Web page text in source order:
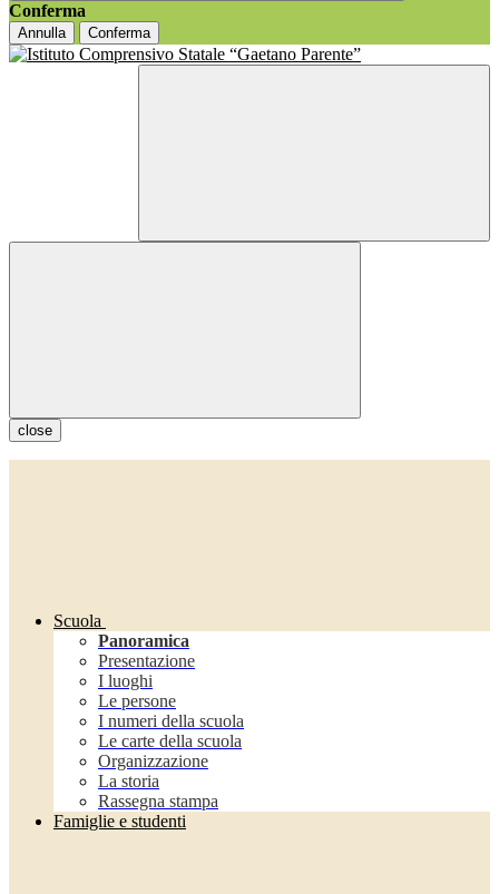
Conferma
Annulla Conferma
close
Scuola
Panoramica
Presentazione
I luoghi
Le persone
I numeri della scuola
Le carte della scuola
Organizzazione
La storia
Rassegna stampa
Famiglie e studenti